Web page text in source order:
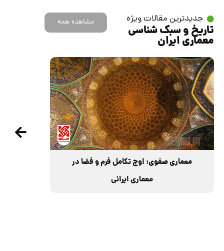
جدیدترین مقالات ویژه
تاریخ و سبک شناسی
معماری ایران
مشاهده همه
معماری صفوی: اوج تکامل فرم و فضا در
معماری ایرانی